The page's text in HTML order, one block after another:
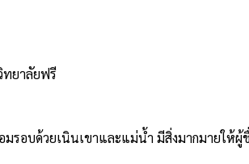
ทยาลัยฟรี
อบด้วยเนินเขาและแม่น้ำ มีสิ่งมากมายให้ผู้